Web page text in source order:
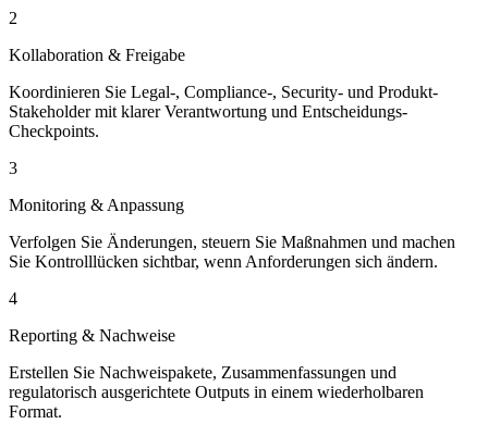
2
Kollaboration & Freigabe
Koordinieren Sie Legal-, Compliance-, Security- und Produkt-
Stakeholder mit klarer Verantwortung und Entscheidungs-
Checkpoints.
3
Monitoring & Anpassung
Verfolgen Sie Änderungen, steuern Sie Maßnahmen und machen
Sie Kontrolllücken sichtbar, wenn Anforderungen sich ändern.
4
Reporting & Nachweise
Erstellen Sie Nachweispakete, Zusammenfassungen und
regulatorisch ausgerichtete Outputs in einem wiederholbaren
Format.